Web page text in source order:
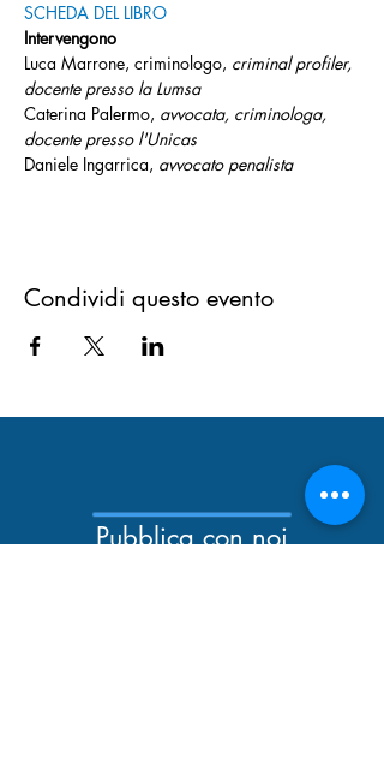
SCHEDA DEL LIBRO
Intervengono
Luca Marrone, criminologo, criminal profiler,
docente presso la Lumsa
Caterina Palermo, avvocata, criminologa,
docente presso l'Unicas
Daniele Ingarrica, avvocato penalista
Condividi questo evento
Pubblica con noi